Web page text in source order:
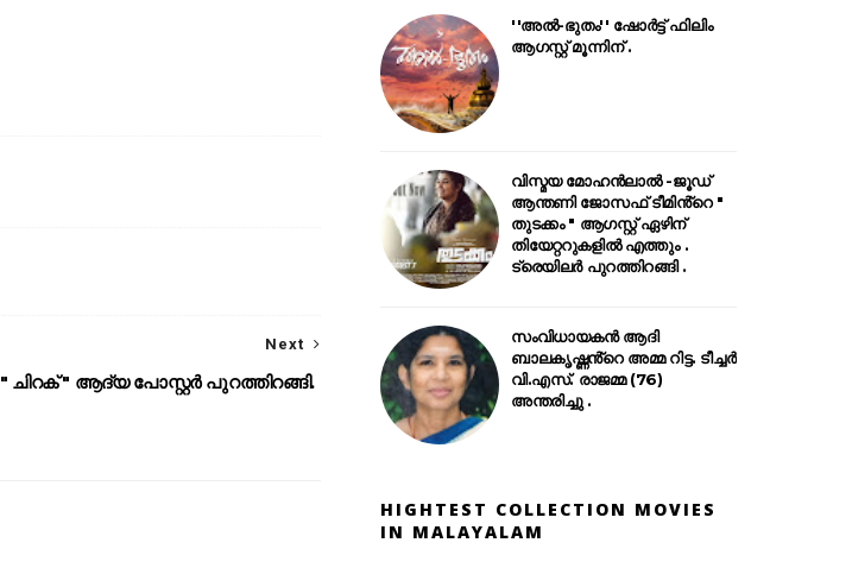
Next
" ചിറക് " ആദ്യ പോസ്റ്റർ പുറത്തിറങ്ങി.
''അൽ-ഭുതം'' ഷോർട്ട് ഫിലിം
ആഗസ്റ്റ് മൂന്നിന് .
വിസ്മയ മോഹൻലാൽ -ജൂഡ്
ആന്തണി ജോസഫ് ടീമിൻ്റെ "
തുടക്കം " ആഗസ്റ്റ് ഏഴിന്
തിയേറ്ററുകളിൽ എത്തും .
ട്രെയിലർ പുറത്തിറങ്ങി .
സംവിധായകൻ ആദി
ബാലകൃഷ്ണൻ്റെ അമ്മ റിട്ട. ടീച്ചർ
വി.എസ്. രാജമ്മ (76)
അന്തരിച്ചു .
HIGHTEST COLLECTION MOVIES
IN MALAYALAM